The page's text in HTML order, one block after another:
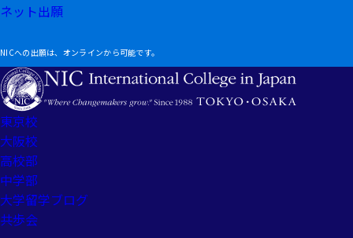
ネット出願
NICへの出願は、オンラインから可能です。
東京校
大阪校
高校部
中学部
大学留学ブログ
共歩会